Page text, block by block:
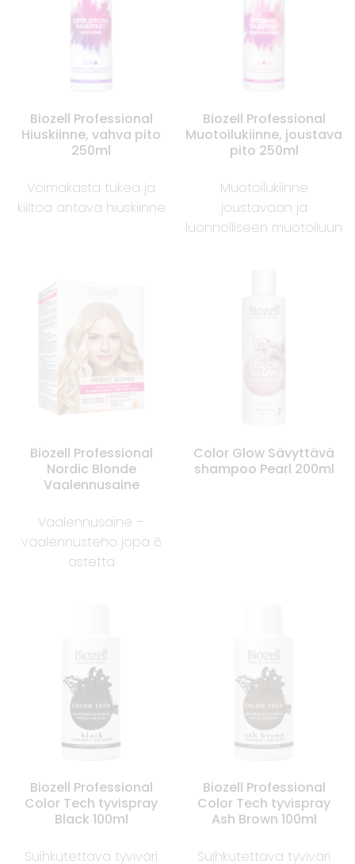
Biozell Professional
Hiuskiinne, vahva pito
250ml
Voimakasta tukea ja
kiiltoa antava hiuskiinne
Biozell Professional
Muotoilukiinne, joustava
pito 250ml
Muotoilukiinne
joustavaan ja
luonnolliseen muotoiluun
Biozell Professional
Nordic Blonde
Vaalennusaine
Vaalennusaine –
vaalennusteho jopa 6
astetta
Color Glow Sävyttävä
shampoo Pearl 200ml
Biozell Professional
Color Tech tyvispray
Black 100ml
Suihkutettava tyviväri
Biozell Professional
Color Tech tyvispray
Ash Brown 100ml
Suihkutettava tyviväri